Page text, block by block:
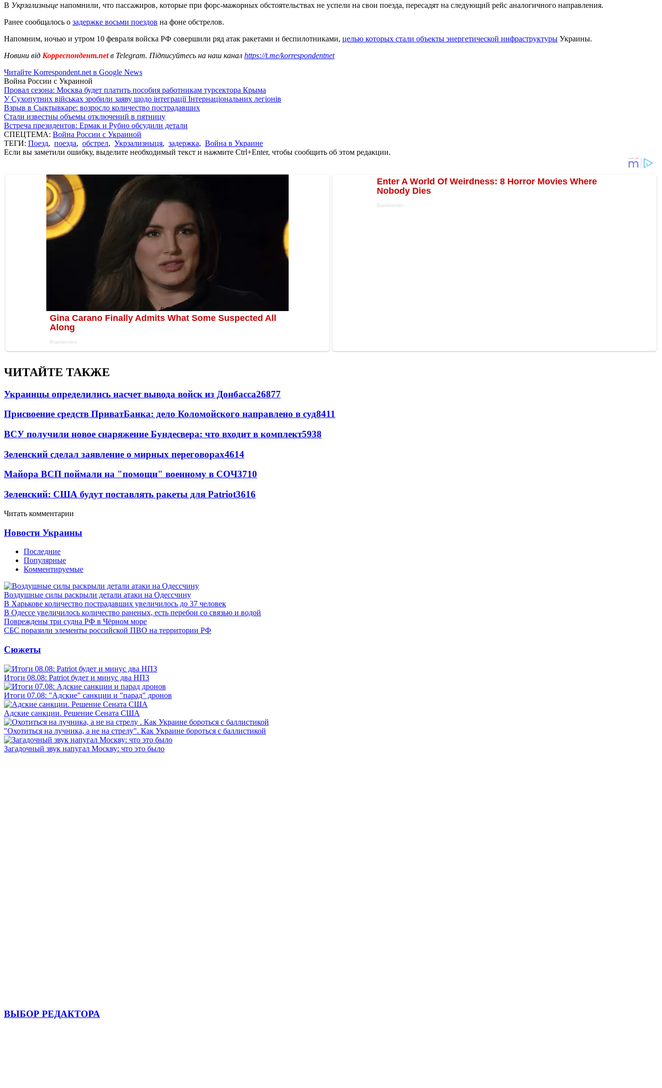
В Укрзализныце напомнили, что пассажиров, которые при форс-мажорных обстоятельствах не успели на свои поезда, пересадят на следующий рейс аналогичного направления.
Ранее сообщалось о задержке восьми поездов на фоне обстрелов.
Напомним, ночью и утром 10 февраля войска РФ совершили ряд атак ракетами и беспилотниками, целью которых стали объекты энергетической инфраструктуры Украины.
Новини від Корреспондент.netв Telegram. Підписуйтесь на наш канал https://t.me/korrespondentnet
Читайте Korrespondent.net в Google News
Война России с Украиной
Провал сезона: Москва будет платить пособия работникам турсектора Крыма
У Сухопутних військах зробили заяву щодо інтеграції Інтернаціональних легіонів
Взрыв в Сыктывкаре: возросло количество пострадавших
Стали известны объемы отключений в пятницу
Встреча президентов: Ермак и Рубио обсудили детали
СПЕЦТЕМА: Война России с Украиной
ТЕГИ: Поезд, поезда, обстрел, Укрзализныця, задержка, Война в Украине
Если вы заметили ошибку, выделите необходимый текст и нажмите Ctrl+Enter, чтобы сообщить об этом редакции.
ЧИТАЙТЕ ТАКЖЕ
Украинцы определились насчет вывода войск из Донбасса26877
Присвоение средств ПриватБанка: дело Коломойского направлено в суд8411
ВСУ получили новое снаряжение Бундесвера: что входит в комплект5938
Зеленский сделал заявление о мирных переговорах4614
Майора ВСП поймали на "помощи" военному в СОЧ3710
Зеленский: США будут поставлять ракеты для Patriot3616
Читать комментарии
Новости Украины
Последние
Популярные
Комментируемые
Воздушные силы раскрыли детали атаки на Одессчину
В Харькове количество пострадавших увеличилось до 37 человек
В Одессе увеличилось количество раненых, есть перебои со связью и водой
Повреждены три судна РФ в Чёрном море
СБС поразили элементы российской ПВО на территории РФ
Сюжеты
Итоги 08.08: Patriot будет и минус два НПЗ
Итоги 07.08: "Адские" санкции и "парад" дронов
Адские санкции. Решение Сената США
"Охотиться на лучника, а не на стрелу". Как Украине бороться с баллистикой
Загадочный звук напугал Москву: что это было
ВЫБОР РЕДАКТОРА